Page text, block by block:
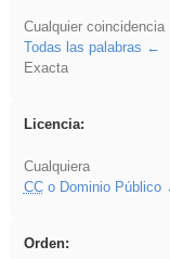
Cualquier coincidencia
Todas las palabras
Exacta
Licencia:
Cualquiera
CCo Dominio Público
Orden: